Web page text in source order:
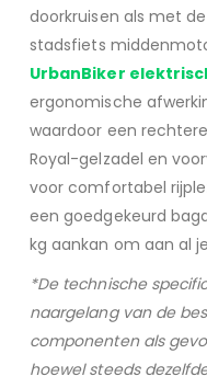
doorkruisen als met de
stadsfiets
UrbanBiker
ergonomische
waardoor een
Royal-gelzadel en
voor comfortabel
een goedgekeurd
kg aankan om aan al
*De technische
naargelang van de
componenten als
hoewel steeds